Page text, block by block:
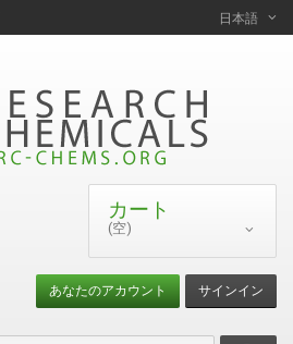
日本語
カート
(空)
サインイン
あなたのアカウント